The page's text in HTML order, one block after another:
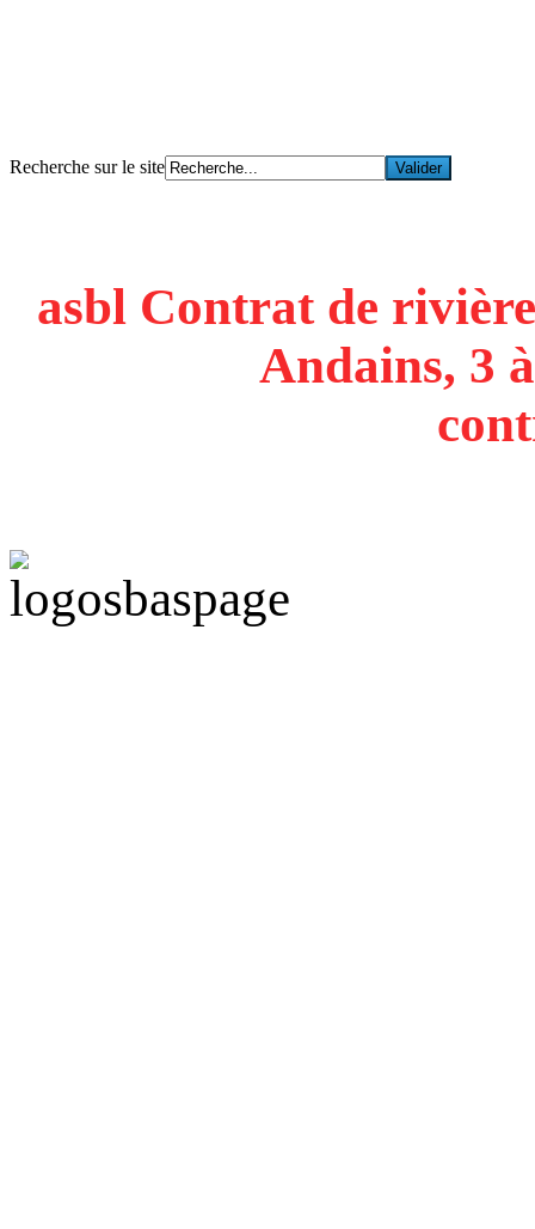
Recherche sur le site
asbl Contrat de
Andains, 3